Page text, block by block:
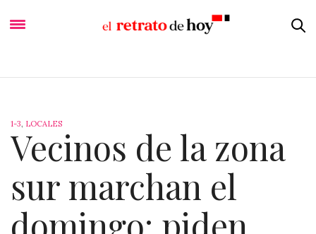
1-3, LOCALES
Vecinos de la zona
sur marchan el
domingo: piden